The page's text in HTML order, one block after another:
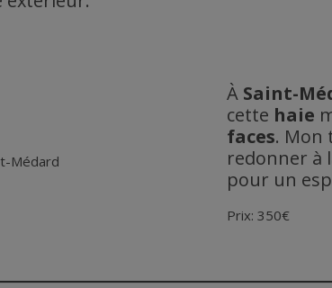
À Saint-
cette haie
faces. Mon
redonner à
pour un
Prix: 350€